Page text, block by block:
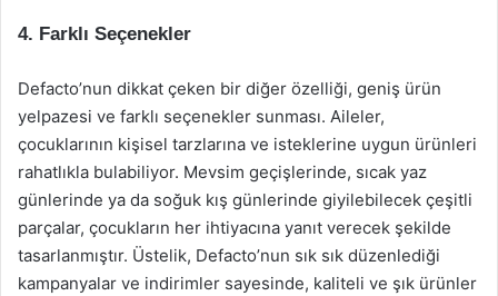
4. Farklı Seçenekler
Defacto’nun dikkat çeken bir diğer özelliği, geniş ürün
yelpazesi ve farklı seçenekler sunması. Aileler,
çocuklarının kişisel tarzlarına ve isteklerine uygun ürünleri
rahatlıkla bulabiliyor. Mevsim geçişlerinde, sıcak yaz
günlerinde ya da soğuk kış günlerinde giyilebilecek çeşitli
parçalar, çocukların her ihtiyacına yanıt verecek şekilde
tasarlanmıştır. Üstelik, Defacto’nun sık sık düzenlediği
kampanyalar ve indirimler sayesinde, kaliteli ve şık ürünler